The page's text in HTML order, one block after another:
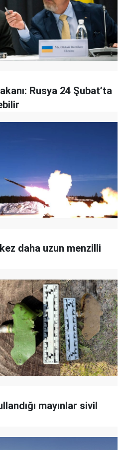
Rusya 24 Şubat’ta
daha uzun menzilli
mayınlar sivil